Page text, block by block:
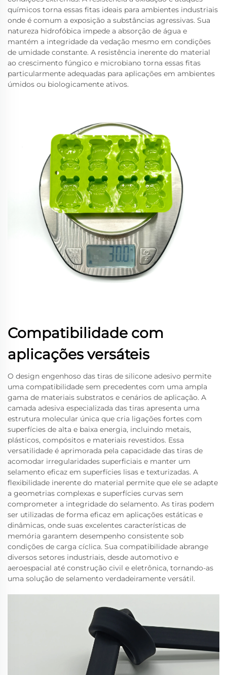
químicos torna essas fitas ideais para ambientes industriais
onde é comum a exposição a substâncias agressivas. Sua
natureza hidrofóbica impede a absorção de água e
mantém a integridade da vedação mesmo em condições
de umidade constante. A resistência inerente do material
ao crescimento fúngico e microbiano torna essas fitas
particularmente adequadas para aplicações em ambientes
úmidos ou biologicamente ativos.
Compatibilidade com
aplicações versáteis
O design engenhoso das tiras de silicone adesivo permite
uma compatibilidade sem precedentes com uma ampla
gama de materiais substratos e cenários de aplicação. A
camada adesiva especializada das tiras apresenta uma
estrutura molecular única que cria ligações fortes com
superfícies de alta e baixa energia, incluindo metais,
plásticos, compósitos e materiais revestidos. Essa
versatilidade é aprimorada pela capacidade das tiras de
acomodar irregularidades superficiais e manter um
selamento eficaz em superfícies lisas e texturizadas. A
flexibilidade inerente do material permite que ele se adapte
a geometrias complexas e superfícies curvas sem
comprometer a integridade do selamento. As tiras podem
ser utilizadas de forma eficaz em aplicações estáticas e
dinâmicas, onde suas excelentes características de
memória garantem desempenho consistente sob
condições de carga cíclica. Sua compatibilidade abrange
diversos setores industriais, desde automotivo e
aeroespacial até construção civil e eletrônica, tornando-as
uma solução de selamento verdadeiramente versátil.